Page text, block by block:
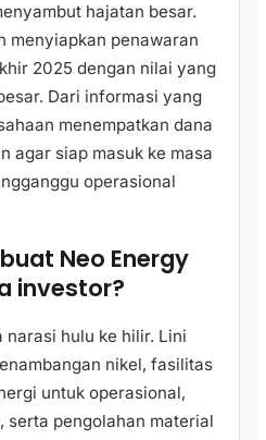
hajatan besar.
menyiapkan penawaran
2025 dengan nilai yang
Dari informasi yang
menempatkan dana
agar siap masuk ke masa
operasional
Neo Energy
investor?
narasi hulu ke hilir. Lini
nikel, fasilitas
untuk operasional,
serta pengolahan material